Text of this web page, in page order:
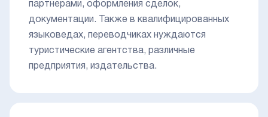
партнерами, оформления сделок,
документации. Также в квалифицированных
языковедах, переводчиках нуждаются
туристические агентства, различные
предприятия, издательства.